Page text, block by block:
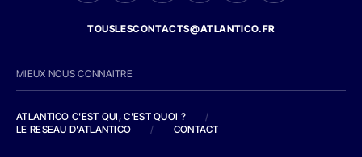
TOUSLESCONTACTS@ATLANTICO.FR
MIEUX NOUS CONNAITRE
ATLANTICO C'EST QUI, C'EST QUOI ?
/
LE RESEAU D'ATLANTICO
/ CONTACT